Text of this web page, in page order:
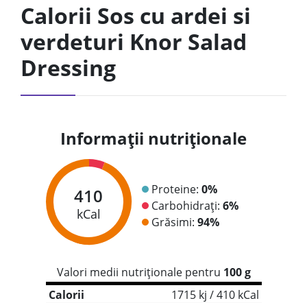
Calorii Sos cu ardei si
verdeturi Knor Salad
Dressing
Informații nutriționale
410
kCal
Proteine: 0%
Carbohidrați: 6%
Grăsimi: 94%
Valori medii nutriționale pentru 100 g
Calorii
1715 kj / 410 kCal